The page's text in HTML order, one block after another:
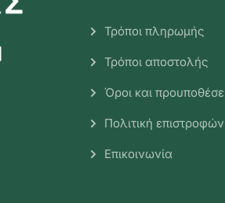
Τρόποι πληρωμής
Τρόποι αποστολής
Όροι και
Πολιτική
Επικοινωνία